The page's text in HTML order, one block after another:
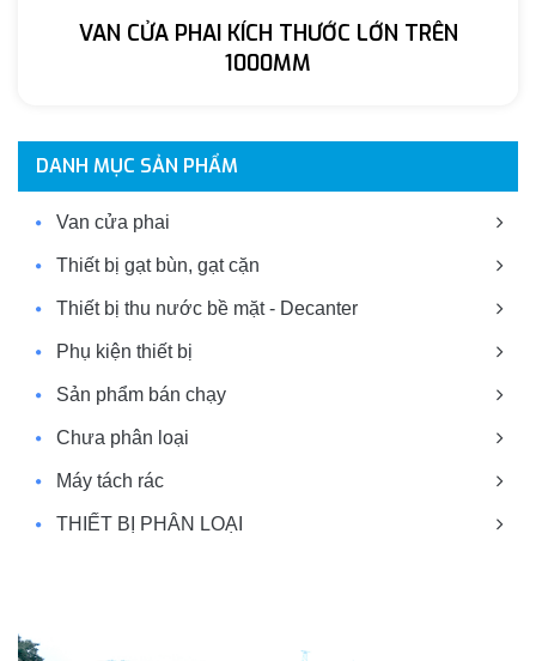
VAN CỬA PHAI KÍCH THƯỚC LỚN TRÊN
1000MM
DANH MỤC SẢN PHẨM
Van cửa phai
Thiết bị gạt bùn, gạt cặn
Thiết bị thu nước bề mặt - Decanter
Phụ kiện thiết bị
Sản phẩm bán chạy
Chưa phân loại
Máy tách rác
THIẾT BỊ PHÂN LOẠI